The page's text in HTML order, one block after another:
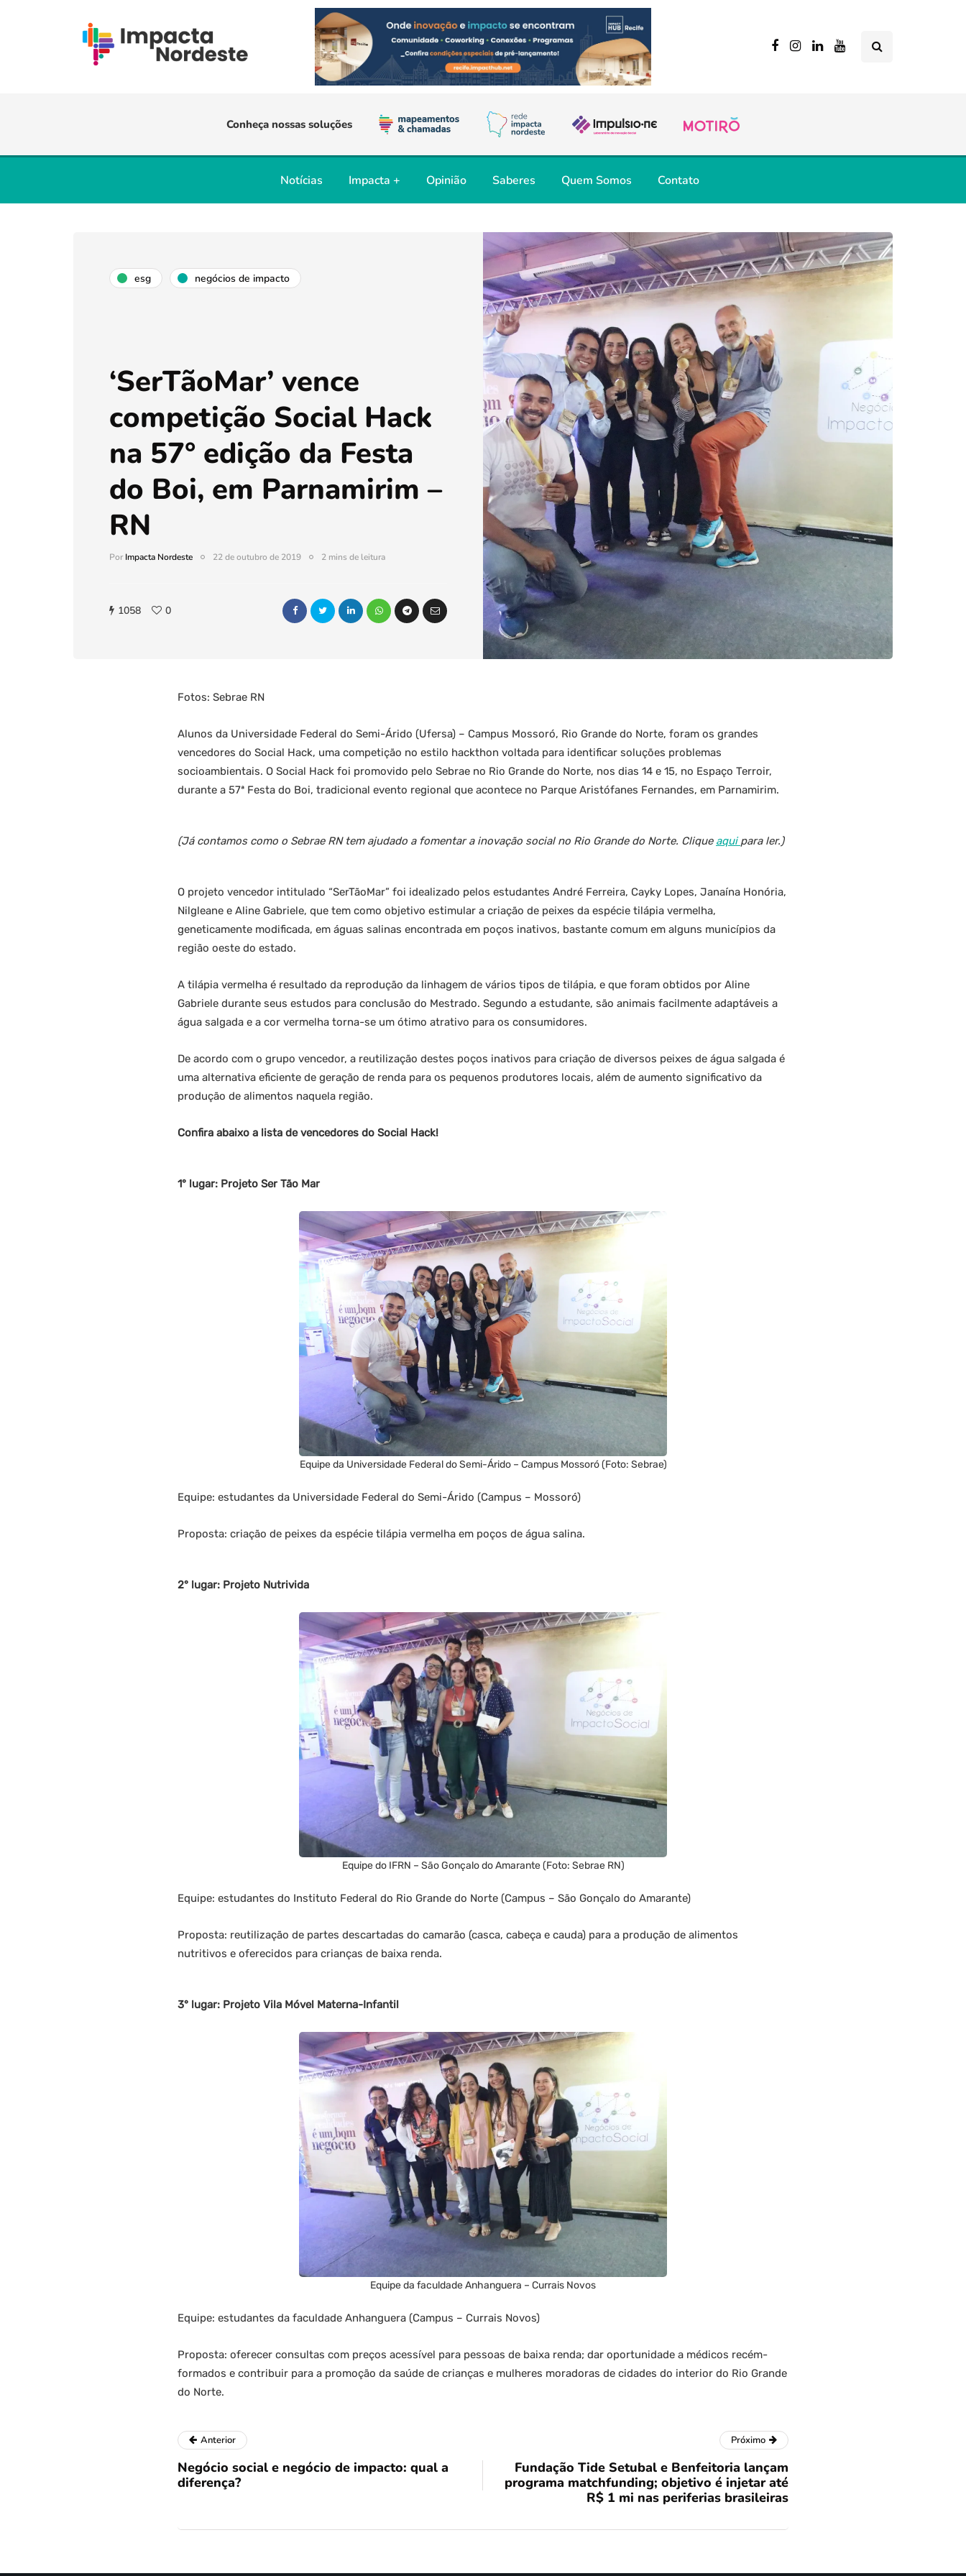
Conheça nossas soluções
Notícias Impacta + Opinião Saberes Quem Somos Contato
esg negócios de impacto
‘SerTãoMar’ vence
competição Social Hack
na 57° edição da Festa
do Boi, em Parnamirim –
RN
PorImpacta Nordeste 22 de outubro de 2019 2 mins de leitura
1058 0
Fotos: Sebrae RN
Alunos da Universidade Federal do Semi-Árido (Ufersa) – Campus Mossoró, Rio Grande do Norte, foram os grandes
vencedores do Social Hack, uma competição no estilo hackthon voltada para identificar soluções problemas
socioambientais. O Social Hack foi promovido pelo Sebrae no Rio Grande do Norte, nos dias 14 e 15, no Espaço Terroir,
durante a 57ª Festa do Boi, tradicional evento regional que acontece no Parque Aristófanes Fernandes, em Parnamirim.
(Já contamos como o Sebrae RN tem ajudado a fomentar a inovação social no Rio Grande do Norte. Clique aquipara ler.)
O projeto vencedor intitulado “SerTãoMar” foi idealizado pelos estudantes André Ferreira, Cayky Lopes, Janaína Honória,
Nilgleane e Aline Gabriele, que tem como objetivo estimular a criação de peixes da espécie tilápia vermelha,
geneticamente modificada, em águas salinas encontrada em poços inativos, bastante comum em alguns municípios da
região oeste do estado.
A tilápia vermelha é resultado da reprodução da linhagem de vários tipos de tilápia, e que foram obtidos por Aline
Gabriele durante seus estudos para conclusão do Mestrado. Segundo a estudante, são animais facilmente adaptáveis a
água salgada e a cor vermelha torna-se um ótimo atrativo para os consumidores.
De acordo com o grupo vencedor, a reutilização destes poços inativos para criação de diversos peixes de água salgada é
uma alternativa eficiente de geração de renda para os pequenos produtores locais, além de aumento significativo da
produção de alimentos naquela região.
Confira abaixo a lista de vencedores do Social Hack!
1° lugar: Projeto Ser Tão Mar
Equipe da Universidade Federal do Semi-Árido – Campus Mossoró (Foto: Sebrae)
Equipe: estudantes da Universidade Federal do Semi-Árido (Campus – Mossoró)
Proposta: criação de peixes da espécie tilápia vermelha em poços de água salina.
2° lugar: Projeto Nutrivida
Equipe do IFRN – São Gonçalo do Amarante (Foto: Sebrae RN)
Equipe: estudantes do Instituto Federal do Rio Grande do Norte (Campus – São Gonçalo do Amarante)
Proposta: reutilização de partes descartadas do camarão (casca, cabeça e cauda) para a produção de alimentos
nutritivos e oferecidos para crianças de baixa renda.
3° lugar: Projeto Vila Móvel Materna-Infantil
Equipe da faculdade Anhanguera – Currais Novos
Equipe: estudantes da faculdade Anhanguera (Campus – Currais Novos)
Proposta: oferecer consultas com preços acessível para pessoas de baixa renda; dar oportunidade a médicos recém-
formados e contribuir para a promoção da saúde de crianças e mulheres moradoras de cidades do interior do Rio Grande
do Norte.
Anterior
Negócio social e negócio de impacto: qual a
diferença?
Próximo
Fundação Tide Setubal e Benfeitoria lançam
programa matchfunding; objetivo é injetar até
R$ 1 mi nas periferias brasileiras